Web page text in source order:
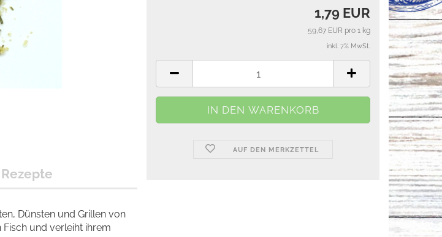
1,79 EUR
59,67 EUR pro 1 kg
inkl. 7% MwSt.
AUF DEN MERKZETTEL
Rezepte
Dünsten und Grillen von
und verleiht ihrem